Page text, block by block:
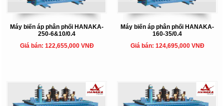
Máy biến áp phân phối HANAKA-
250-6&10/0.4
Giá bán: 122,655,000 VNĐ
Máy biến áp phân phối HANAKA-
160-35/0.4
Giá bán: 124,695,000 VNĐ